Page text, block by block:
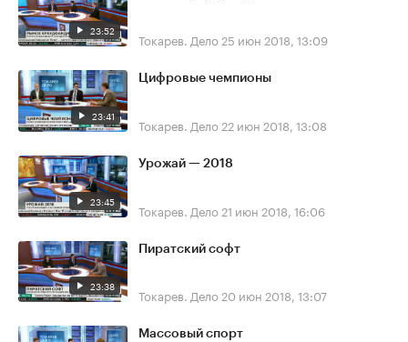
23:52 Токарев. Дело 25 июн 2018, 13:09
23:41
Цифровые чемпионы
Токарев. Дело 22 июн 2018, 13:08
23:45
Урожай — 2018
Токарев. Дело 21 июн 2018, 16:06
23:38
Пиратский софт
Токарев. Дело 20 июн 2018, 13:07
Массовый спорт